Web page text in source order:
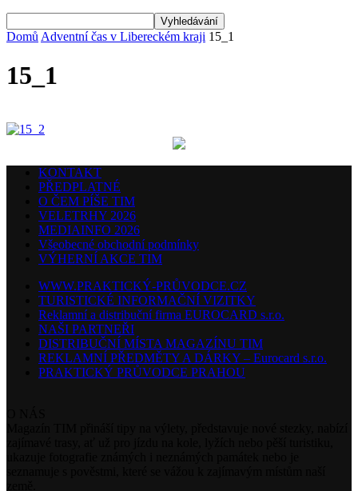
Domů Adventní čas v Libereckém kraji 15_1
15_1
KONTAKT
PŘEDPLATNÉ
O ČEM PÍŠE TIM
VELETRHY 2026
MEDIAINFO 2026
Všeobecné obchodní podmínky
VÝHERNÍ AKCE TIM
WWW.PRAKTICKÝ-PRŮVODCE.CZ
TURISTICKÉ INFORMAČNÍ VIZITKY
Reklamní a distribuční firma EUROCARD s.r.o.
NAŠI PARTNEŘI
DISTRIBUČNÍ MÍSTA MAGAZÍNU TIM
REKLAMNÍ PŘEDMĚTY A DÁRKY – Eurocard s.r.o.
PRAKTICKÝ PRŮVODCE PRAHOU